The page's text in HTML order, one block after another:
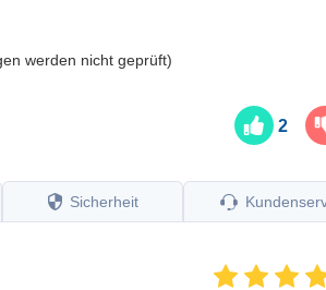
werden nicht geprüft)
2
Sicherheit